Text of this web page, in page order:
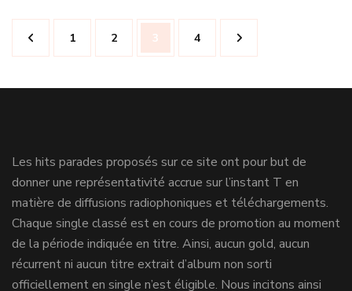
Navigation
des
Page
1 Page
2 Page
3 Page
4
Les hits parades proposés sur ce site ont pour but de
donner une représentativité accrue sur l’instant T en
matière de diffusions radiophoniques et téléchargements.
Chaque single classé est en cours de promotion au moment
de la période indiquée en titre. Ainsi, aucun gold, aucun
récurrent ni aucun titre extrait d’album non sorti
officiellement en single n’est éligible. Nous incitons ainsi